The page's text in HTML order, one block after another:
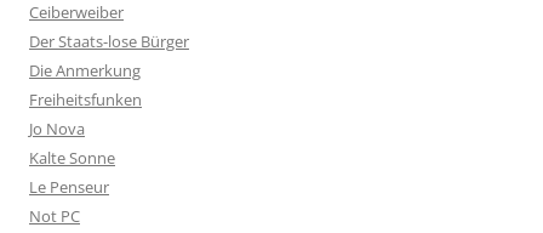
Ceiberweiber
Der Staats-lose Bürger
Die Anmerkung
Freiheitsfunken
Jo Nova
Kalte Sonne
Le Penseur
Not PC